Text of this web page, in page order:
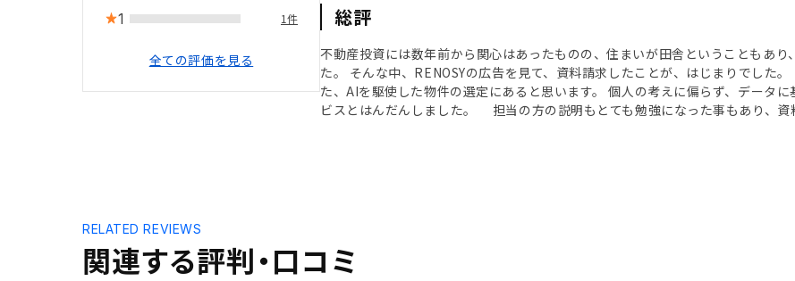
1 1件
全ての評価を見る
総評
不動産投資には数年前から関心はあったものの、住まいが田舎ということもあ
た。 そんな中、RENOSYの広告を見て、資料請求したことが、はじまりでした
た、AIを駆使した物件の選定にあると思います。 個人の考えに偏らず、データ
ビスとはんだんしました。 担当の方の説明もとても勉強になった事もあり、資
関連する評判・口コミ
RELATED REVIEWS